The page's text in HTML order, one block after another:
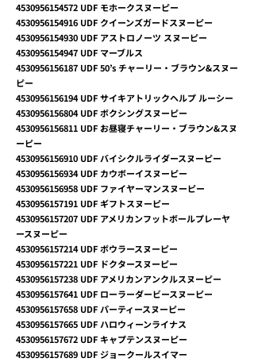
4530956154572 UDF モホークスヌーピー
4530956154916 UDF クイーンズガードスヌーピー
4530956154930 UDF アストロノーツ スヌーピー
4530956154947 UDF マーブルス
4530956156187 UDF 50’s チャーリー・ブラウン&スヌー
ピー
4530956156194UDF サイキアトリックヘルプ ルーシー
4530956156804UDF ボクシングスヌーピー
4530956156811 UDF お昼寝チャーリー・ブラウン&スヌ
ーピー
4530956156910 UDF バイシクルライダースヌーピー
4530956156934UDF カウボーイスヌーピー
4530956156958 UDF ファイヤーマンスヌーピー
4530956157191 UDF ギフトスヌーピー
4530956157207 UDF アメリカンフットボールプレーヤ
ースヌーピー
4530956157214UDF ボウラースヌーピー
4530956157221 UDF ドクタースヌーピー
4530956157238 UDF アメリカンアンクルスヌーピー
4530956157641 UDF ローラーダービースヌーピー
4530956157658 UDF パーティースヌーピー
4530956157665 UDF ハロウィーンライナス
4530956157672 UDF キャプテンスヌーピー
4530956157689 UDF ジョークールスイマー